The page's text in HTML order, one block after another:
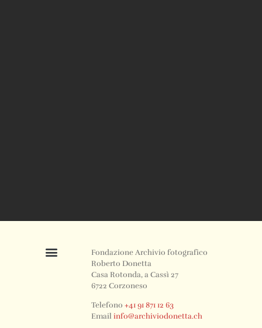
Fondazione Archivio fotografico
Roberto Donetta
Casa Rotonda, a Cassì 27
6722 Corzoneso
Telefono+41 91 871 12 63
Emailinfo@archiviodonetta.ch